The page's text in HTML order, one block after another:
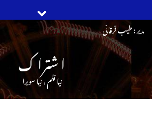
content
مدیر : طیب فرقانی
ا شترا ک
نیا قلم ، نیا سویرا